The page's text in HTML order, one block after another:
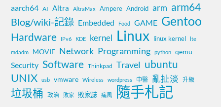
aarch64 AI Altra AltraMax Ampere Android arm arm64
Blog/wiki-記錄 Embedded Food GAME Gentoo
Hardware IPv6 KDE kernel Linux linux kernel lte
mdadm MOVIE Network Programming python qemu
Security Software Thinkpad Travel ubuntu
UNIX usb vmware Wireless wordpress 中醫 亂扯淡 升級
垃圾桶 政治 敗家 敗家誌 痛風 隨手札記